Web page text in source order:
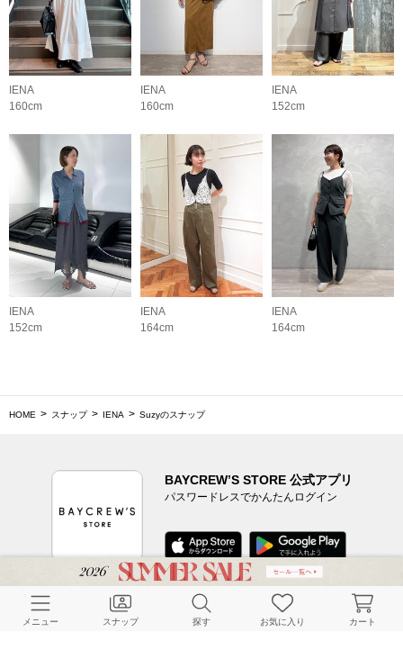
IENA
160cm
IENA
160cm
IENA
152cm
IENA
152cm
IENA
164cm
IENA
164cm
HOME スナップ IENA Suzyのスナップ
BAYCREW’S STORE 公式アプリ
パスワードレスでかんたんログイン
CUSTOMER SERVICE
メニュー スナップ 探す お気に入り カート